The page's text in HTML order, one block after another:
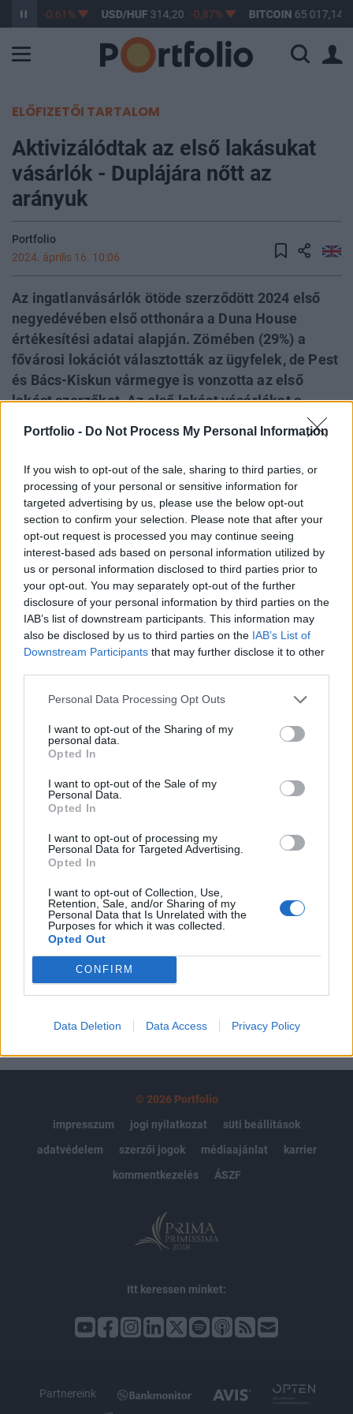
Portfolio - Do Not Process My Personal Information
If you wish to opt-out of the sale, sharing to third parties, or
processing of your personal or sensitive information for
targeted advertising by us, please use the below opt-out
section to confirm your selection. Please note that after your
opt-out request is processed you may continue seeing
interest-based ads based on personal information utilized by
us or personal information disclosed to third parties prior to
your opt-out. You may separately opt-out of the further
disclosure of your personal information by third parties on the
IAB’s list of downstream participants. This information may
also be disclosed by us to third parties on the IAB’s List of
Downstream Participants that may further disclose it to other
Personal Data Processing Opt Outs
I want to opt-out of the Sharing of my
personal data.
Opted In
I want to opt-out of the Sale of my
Personal Data.
Opted In
I want to opt-out of processing my
Personal Data for Targeted Advertising.
Opted In
I want to opt-out of Collection, Use,
Retention, Sale, and/or Sharing of my
Personal Data that Is Unrelated with the
Purposes for which it was collected.
Opted Out
CONFIRM
Data Deletion Data Access Privacy Policy
363,17 -0,61% USD/HUF314,20 -0,87% BITCOIN65 017,14
ELŐFIZETŐI TARTALOM
Aktivizálódtak az első lakásukat
vásárlók - Duplájára nőtt az
arányuk
Portfolio
2024. április 16. 10:06
Az ingatlanvásárlók ötöde szerződött 2024 első
negyedévében első otthonára a Duna House
értékesítési adatai alapján. Zömében (29%) a
fővárosi lokációt választották az ügyfelek, de Pest
és Bács-Kiskun vármegye is vonzotta az első
lakást szerzőket. Az első lakást vásárlókat a
helyzet mellett a 10%-os önerő lehetősége,
valamint esetlegesen a CSOK Plusz és a hozzá
tartozó részleges tartozás-elengedés, valamint az
illetékmentesség is támogathatja az
ingatlanszerzés során.
Az otthonteremtési támogatások változásának bejelentése
jelentős hatással volt a tavalyi év ingatlanpiacára, a
gyenge kereslet az év végén fokozódó érdeklődésbe
fordult. A részletszabályok pontosítása pedig még 2023-
ban cselekvésre ösztönözte az új támogatási rendszerből
kieső vásárlókat, így tranzakciószámok tekintetében is
növekedő pályára lépett a szegmens...
KEDVES OLVASÓNK!
A keresett cikk a portfolio.hu hírarchívumához
regisztrációhoz kötött.
Portfolio.hu teljes cikkarchívum
Kötéslisták: BÉT elmúlt 2 év napon belüli
Előfizetés
MÁR ELŐFIZETŐNK VAGY?
© 2026 Portfolio
impresszum
jogi nyilatkozat
süti beállítások
adatvédelem
szerzői jogok médiaajánlat
karrier
kommentkezelés
ÁSZF
Itt keressen minket:
Partnereink